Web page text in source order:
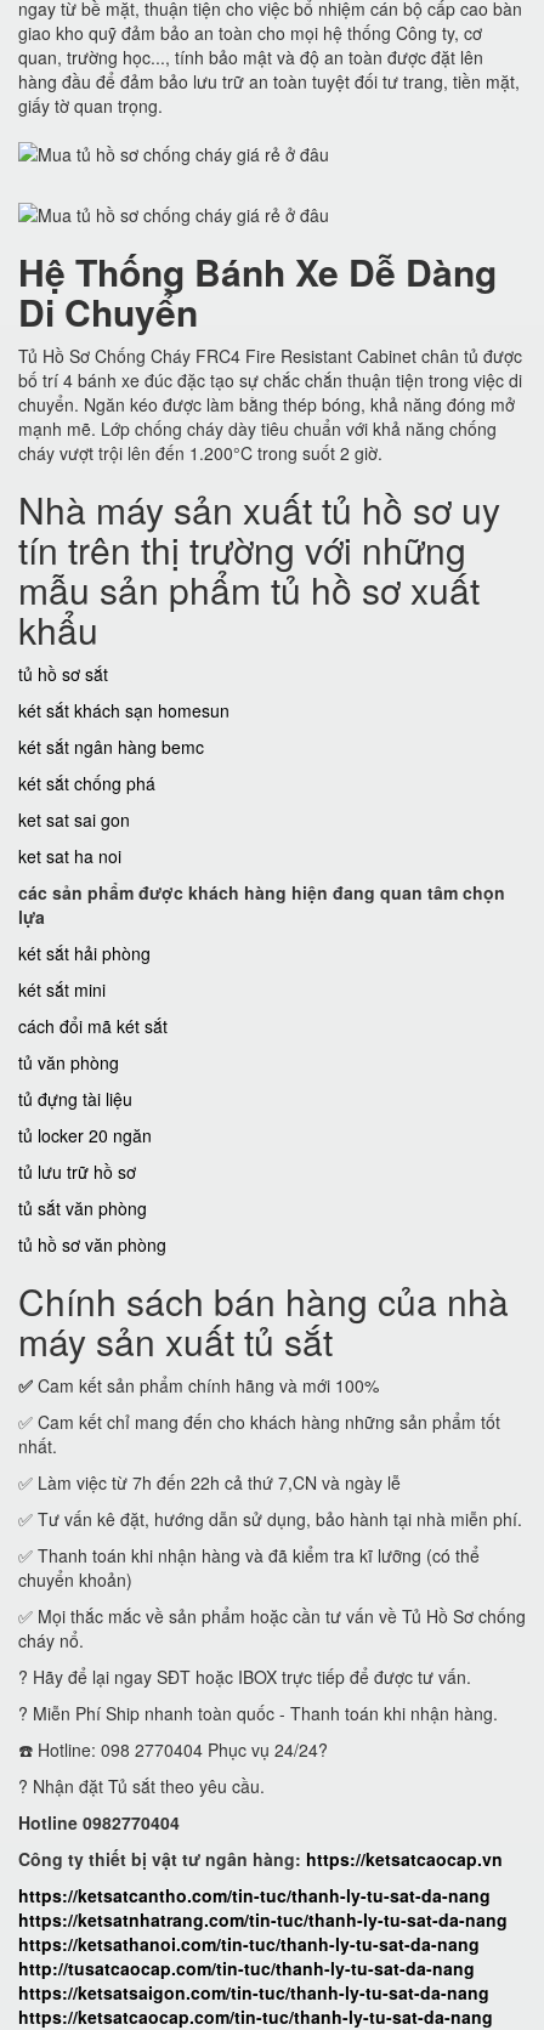
ngay từ bề mặt, thuận tiện cho việc bổ nhiệm cán bộ cấp cao bàn
giao kho quỹ đảm bảo an toàn cho mọi hệ thống Công ty, cơ
quan, trường học..., tính bảo mật và độ an toàn được đặt lên
hàng đầu để đảm bảo lưu trữ an toàn tuyệt đối tư trang, tiền mặt,
giấy tờ quan trọng.
Hệ Thống Bánh Xe Dễ Dàng
Di Chuyển
Tủ Hồ Sơ Chống Cháy FRC4 Fire Resistant Cabinet chân tủ được
bố trí 4 bánh xe đúc đặc tạo sự chắc chắn thuận tiện trong việc di
chuyển. Ngăn kéo được làm bằng thép bóng, khả năng đóng mở
mạnh mẽ. Lớp chống cháy dày tiêu chuẩn với khả năng chống
cháy vượt trội lên đến 1.200°C trong suốt 2 giờ.
Nhà máy sản xuất tủ hồ sơ uy
tín trên thị trường với những
mẫu sản phẩm tủ hồ sơ xuất
khẩu
tủ hồ sơ sắt
két sắt khách sạn homesun
két sắt ngân hàng bemc
két sắt chống phá
ket sat sai gon
ket sat ha noi
các sản phẩm được khách hàng hiện đang quan tâm chọn
lựa
két sắt hải phòng
két sắt mini
cách đổi mã két sắt
tủ văn phòng
tủ đựng tài liệu
tủ locker 20 ngăn
tủ lưu trữ hồ sơ
tủ sắt văn phòng
tủ hồ sơ văn phòng
Chính sách bán hàng của nhà
máy sản xuất tủ sắt
✅ Cam kết sản phẩm chính hãng và mới 100%
✅ Cam kết chỉ mang đến cho khách hàng những sản phẩm tốt
nhất.
✅ Làm việc từ 7h đến 22h cả thứ 7,CN và ngày lễ
✅ Tư vấn kê đặt, hướng dẫn sử dụng, bảo hành tại nhà miễn phí.
✅ Thanh toán khi nhận hàng và đã kiểm tra kĩ lưỡng (có thể
chuyển khoản)
✅ Mọi thắc mắc về sản phẩm hoặc cần tư vấn về Tủ Hồ Sơ chống
cháy nổ.
? Hãy để lại ngay SĐT hoặc IBOX trực tiếp để được tư vấn.
? Miễn Phí Ship nhanh toàn quốc - Thanh toán khi nhận hàng.
☎️ Hotline: 098 2770404 Phục vụ 24/24?
? Nhận đặt Tủ sắt theo yêu cầu.
Hotline 0982770404
Công ty thiết bị vật tư ngân hàng: https://ketsatcaocap.vn
https://ketsatcantho.com/tin-tuc/thanh-ly-tu-sat-da-nang
https://ketsatnhatrang.com/tin-tuc/thanh-ly-tu-sat-da-nang
https://ketsathanoi.com/tin-tuc/thanh-ly-tu-sat-da-nang
http://tusatcaocap.com/tin-tuc/thanh-ly-tu-sat-da-nang
https://ketsatsaigon.com/tin-tuc/thanh-ly-tu-sat-da-nang
https://ketsatcaocap.com/tin-tuc/thanh-ly-tu-sat-da-nang